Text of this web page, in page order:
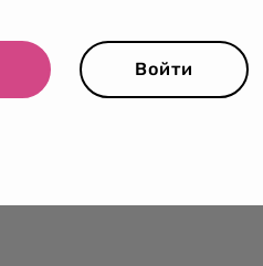
Войти